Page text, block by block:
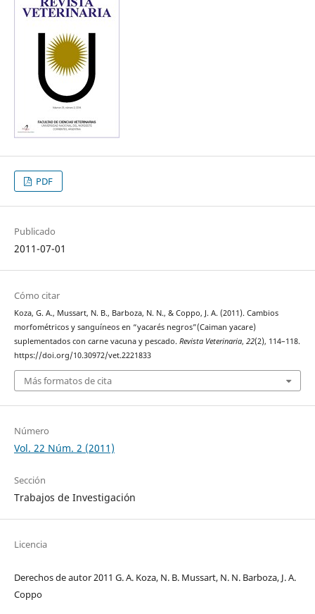
PDF
Publicado
2011-07-01
Cómo citar
Koza, G. A., Mussart, N. B., Barboza, N. N., & Coppo, J. A. (2011). Cambios
morfométricos y sanguíneos en “yacarés negros”(Caiman yacare)
suplementados con carne vacuna y pescado. Revista Veterinaria, 22(2), 114–118.
https://doi.org/10.30972/vet.2221833
Más formatos de cita
Número
Vol. 22 Núm. 2 (2011)
Sección
Trabajos de Investigación
Licencia
Derechos de autor 2011 G. A. Koza, N. B. Mussart, N. N. Barboza, J. A.
Coppo